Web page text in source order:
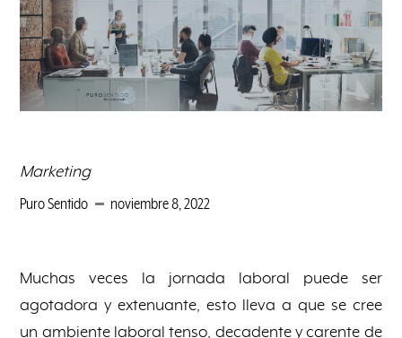
Marketing
Puro Sentido
noviembre 8, 2022
Muchas veces la jornada laboral puede ser
agotadora y extenuante, esto lleva a que se cree
un ambiente laboral tenso, decadente y carente de